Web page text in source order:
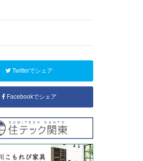
Twitterでシェア
Facebookでシェア